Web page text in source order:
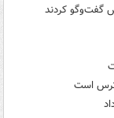
گفت‌وگو کردند
ترس است